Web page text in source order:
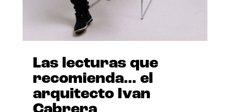
Las lecturas que
recomienda… el
arquitecto Ivan